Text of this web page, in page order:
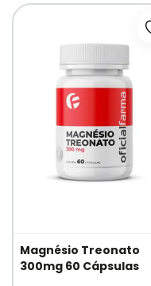
Magnésio Treonato
300mg 60 Cápsulas